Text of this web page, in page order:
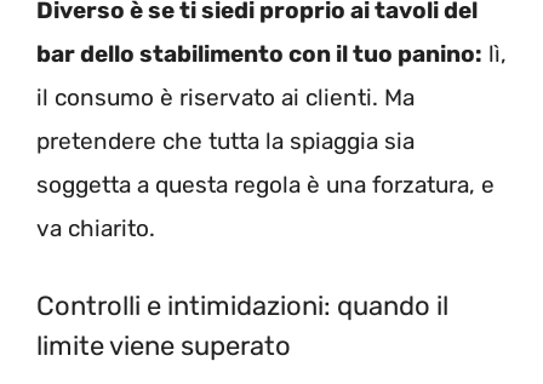
Diverso è se ti siedi proprio ai tavoli del
bar dello stabilimento con il tuo panino: lì,
il consumo è riservato ai clienti. Ma
pretendere che tutta la spiaggia sia
soggetta a questa regola è una forzatura, e
va chiarito.
Controlli e intimidazioni: quando il
limite viene superato